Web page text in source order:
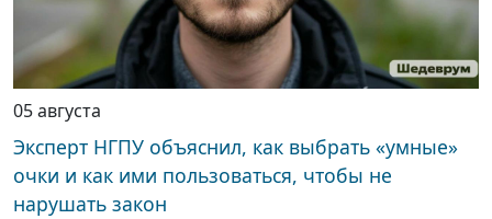
05 августа
Эксперт НГПУ объяснил, как выбрать «умные»
очки и как ими пользоваться, чтобы не
нарушать закон